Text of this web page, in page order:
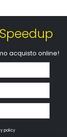
acquisto online!
policy